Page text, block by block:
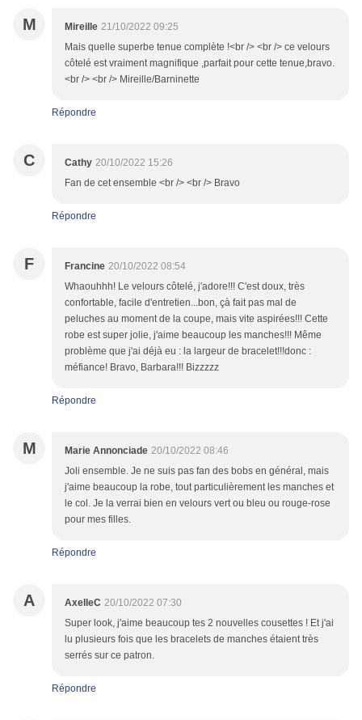
M Mireille 21/10/2022 09:25
Mais quelle superbe tenue complète !<br /> <br /> ce velours
côtelé est vraiment magnifique ,parfait pour cette tenue,bravo.
<br /> <br /> Mireille/Barninette
Répondre
C Cathy 20/10/2022 15:26
Fan de cet ensemble <br /> <br /> Bravo
Répondre
F Francine 20/10/2022 08:54
Whaouhhh! Le velours côtelé, j'adore!!! C'est doux, très
confortable, facile d'entretien...bon, çà fait pas mal de
peluches au moment de la coupe, mais vite aspirées!!! Cette
robe est super jolie, j'aime beaucoup les manches!!! Même
problème que j'ai déjà eu : la largeur de bracelet!!!donc :
méfiance! Bravo, Barbara!!! Bizzzzz
Répondre
M Marie Annonciade 20/10/2022 08:46
Joli ensemble. Je ne suis pas fan des bobs en général, mais
j'aime beaucoup la robe, tout particulièrement les manches et
le col. Je la verrai bien en velours vert ou bleu ou rouge-rose
pour mes filles.
Répondre
A AxelleC 20/10/2022 07:30
Super look, j'aime beaucoup tes 2 nouvelles cousettes ! Et j'ai
lu plusieurs fois que les bracelets de manches étaient très
serrés sur ce patron.
Répondre